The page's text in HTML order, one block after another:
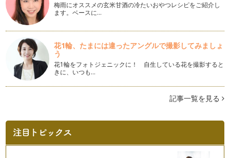
子どもが作るシュークリーム
娘がプチシュークリームを作る！というので、さっそく家で作
りました。まずはレシピから&hel…
我が家のモロヘイヤカレー
まだまだ暑さが続く夏、いかがお過ごしですか。 さて、我が
家の…
子どもの話を聞けないとき
親子のコミュニケーションは、子どもの成長に欠かせません。
マンディ（水浴び）と水遊びの夏！
いよいよ夏本番。今年の夏、みなさんはどんな風に過ごされま
すか？ …
梅雨にオススメの玄米甘酒の冷たいおやつレシピをご紹介し
ます。ベースに…
花1輪、たまには違ったアングルで撮影してみましょ
う
花1輪をフォトジェニックに！ 自生している花を撮影すると
きに、いつも…
記事一覧を見る